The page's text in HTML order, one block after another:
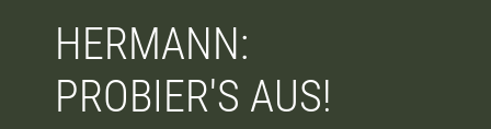
HERMANN:
PROBIER'S AUS!